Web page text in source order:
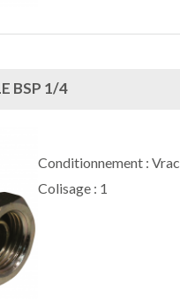
BSP 1/4
Conditionnement : Vrac
Colisage : 1